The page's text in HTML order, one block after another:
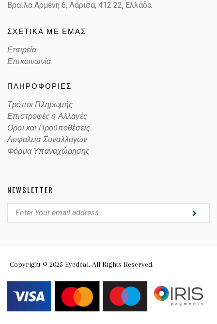
Lens Color POLARIZED GRAY
Color code
Βραϊλα Αρμένη 6, Λάρισα, 412 22, Ελλάδα
ΣΧΕΤΙΚΑ ΜΕ ΕΜΑΣ
Εταιρεία
Επικοινωνία
ΠΛΗΡΟΦΟΡΙΕΣ
Τρόποι Πληρωμής
Επιστροφές & Αλλαγές
Οροι και Προϋποθέσεις
Ασφαλεία Συναλλαγών
Φόρμα Υπαναχώρησης
NEWSLETTER
Copyright © 2025 Eyedeal. All Rights Reserved.